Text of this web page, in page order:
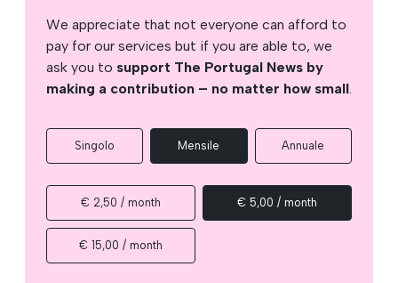
We appreciate that not everyone can afford to
pay for our services but if you are able to, we
ask you to support The Portugal News by
making a contribution – no matter how small.
Singolo Mensile Annuale
€ 2,50 / month € 5,00 / month
€ 15,00 / month